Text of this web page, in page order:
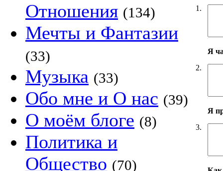
Отношения (134)
Мечты и Фантазии
(33)
Музыка (33)
Обо мне и О нас (39)
О моём блоге (8)
Политика и
Общество (70)
1.
2.
Я
3.
Я